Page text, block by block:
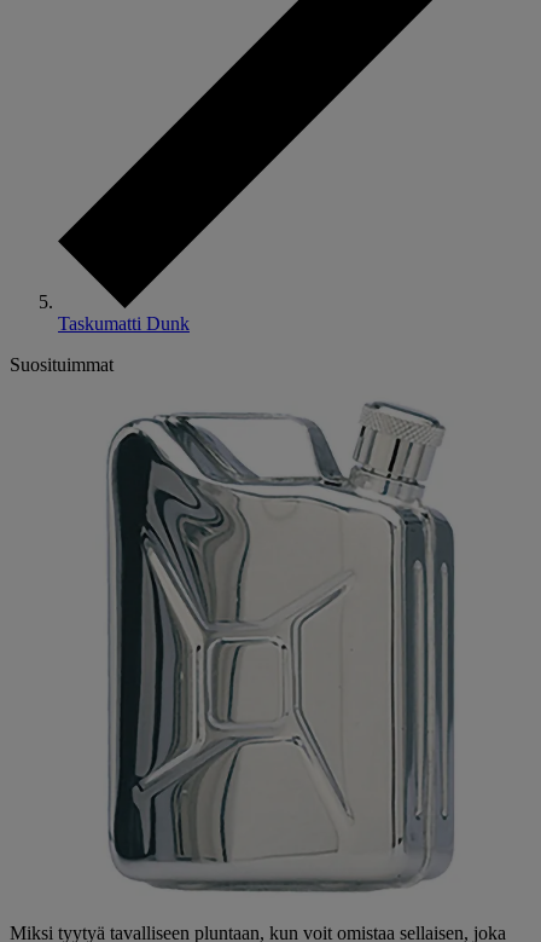
Taskumatti Dunk
Suosituimmat
Miksi tyytyä tavalliseen pluntaan, kun voit omistaa sellaisen, joka